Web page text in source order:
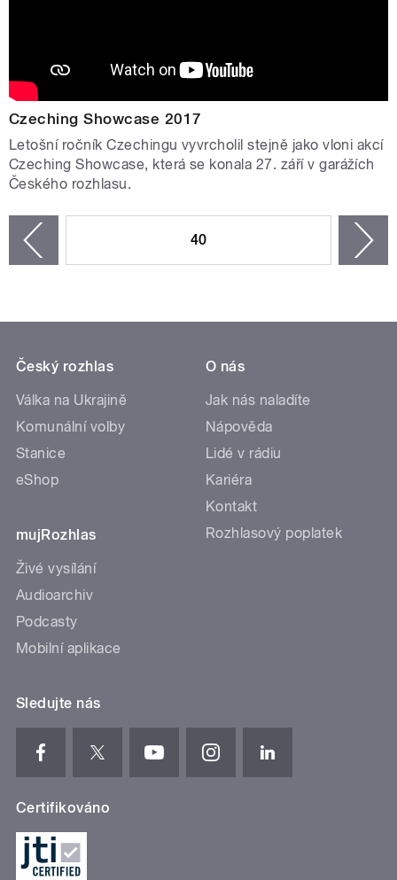
Czeching Showcase 2017
Letošní ročník Czechingu vyvrcholil stejně jako vloni akcí
Czeching Showcase, která se konala 27. září v garážích
Českého rozhlasu.
40
Český rozhlas
Válka na Ukrajině
Komunální volby
Stanice
eShop
mujRozhlas
Živé vysílání
Audioarchiv
Podcasty
Mobilní aplikace
O nás
Jak nás naladíte
Nápověda
Lidé v rádiu
Kariéra
Kontakt
Rozhlasový poplatek
Sledujte nás
Certifikováno